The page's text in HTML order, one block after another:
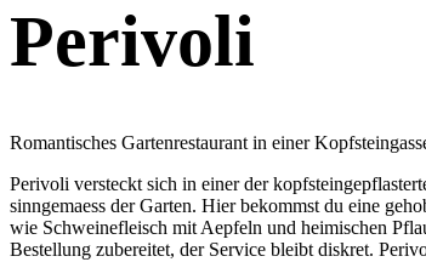
Perivoli
Romantisches Gartenrestaurant in einer
Perivoli versteckt sich in einer der
sinngemaess der Garten. Hier bekommst du eine
wie Schweinefleisch mit Aepfeln und heimischen
Bestellung zubereitet, der Service bleibt diskret.